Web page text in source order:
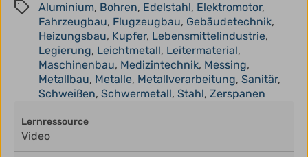
Aluminium, Bohren, Edelstahl, Elektromotor,
Fahrzeugbau, Flugzeugbau, Gebäudetechnik,
Heizungsbau, Kupfer, Lebensmittelindustrie,
Legierung, Leichtmetall, Leitermaterial,
Maschinenbau, Medizintechnik, Messing,
Metallbau, Metalle, Metallverarbeitung, Sanitär,
Schweißen, Schwermetall, Stahl, Zerspanen
Lernressource
Video